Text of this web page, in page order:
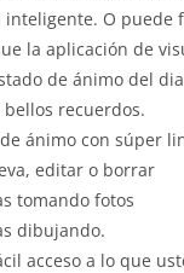
inteligente. O puede
la aplicación de
de ánimo del
recuerdos.
ánimo con súper
editar o borrar
tomando fotos
dibujando.
acceso a lo que